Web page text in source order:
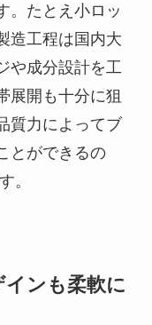
。たとえ小ロッ
造工程は国内大
や成分設計を工
展開も十分に狙
質力によってブ
とができるの
。
インも柔軟に